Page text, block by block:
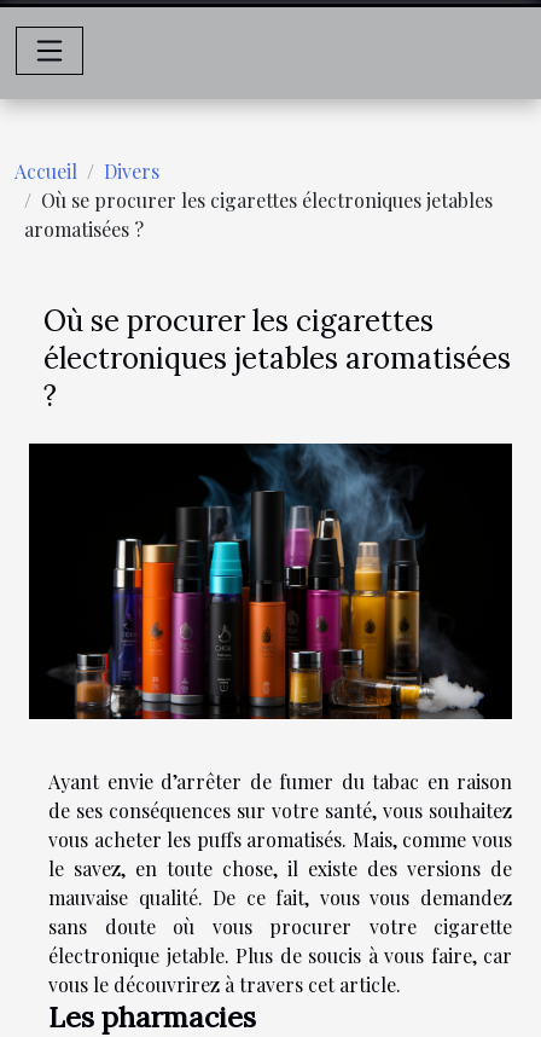
Accueil
Divers
Où se procurer les cigarettes électroniques jetables
aromatisées ?
Où se procurer les cigarettes
électroniques jetables aromatisées
?
Ayant envie d’arrêter de fumer du tabac en raison
de ses conséquences sur votre santé, vous souhaitez
vous acheter les puffs aromatisés. Mais, comme vous
le savez, en toute chose, il existe des versions de
mauvaise qualité. De ce fait, vous vous demandez
sans doute où vous procurer votre cigarette
électronique jetable. Plus de soucis à vous faire, car
vous le découvrirez à travers cet article.
Les pharmacies